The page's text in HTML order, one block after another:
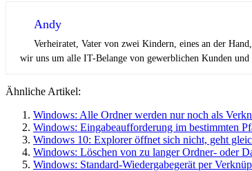
Andy
Verheiratet, Vater von zwei Kindern, eines an der
wir uns um alle IT-Belange von gewerblichen Kunden und
Ähnliche Artikel:
Windows: Alle Ordner werden nur noch als
Windows: Eingabeaufforderung im bestimmten
Windows 10: Explorer öffnet sich nicht, geht
Windows: Löschen von zu langer Ordner- oder
Windows: Standard-Wiedergabegerät per